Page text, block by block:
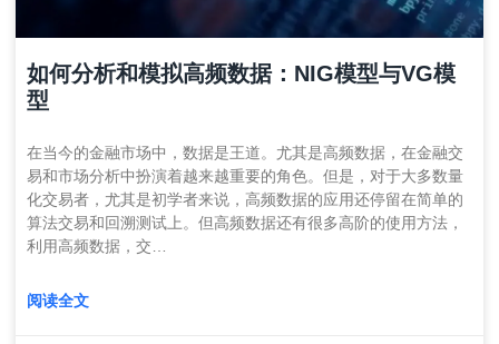
如何分析和模拟高频数据：NIG模型与VG模
型
在当今的金融市场中，数据是王道。尤其是高频数据，在金融交
易和市场分析中扮演着越来越重要的角色。但是，对于大多数量
化交易者，尤其是初学者来说，高频数据的应用还停留在简单的
算法交易和回溯测试上。但高频数据还有很多高阶的使用方法，
利用高频数据，交…
阅读全文